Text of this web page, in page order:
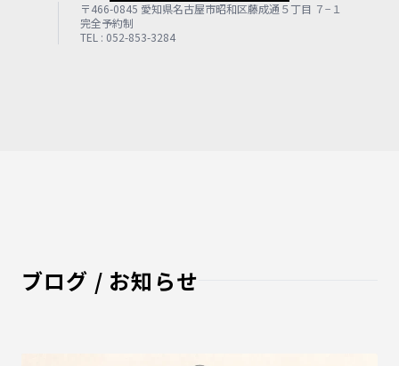
〒466-0845 愛知県名古屋市昭和区藤成通５丁目 ７−１
完全予約制
TEL : 052-853-3284
ブログ / お知らせ